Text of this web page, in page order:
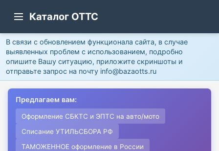
Каталог ОТТС
В связи с обновлением функционала сайта, в случае
выявленных проблем с использованием, подробно
опишите Вашу ситуацию, приложите скриншоты и
отправьте запрос на почту info@bazaotts.ru
Предлагаем вам:
Оформление СБКТС и ЭПТС на авто/мото
Списание УТИЛЬСБОРА РФ
ТАМОЖЕННОЕ оформление в России